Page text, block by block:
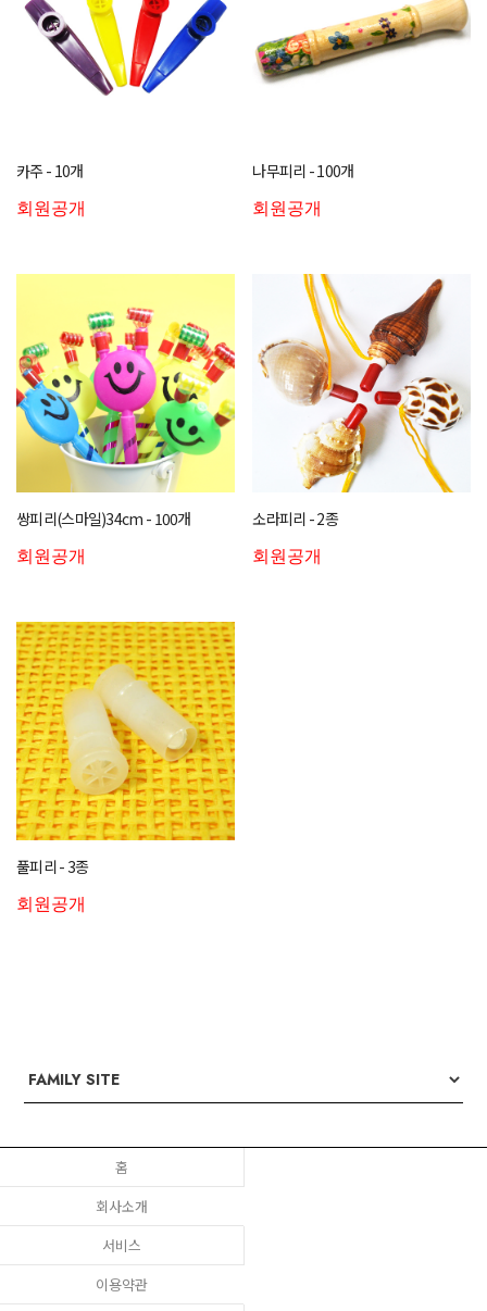
카주 - 10개
회원공개
나무피리 - 100개
회원공개
쌍피리(스마일)34cm - 100개
회원공개
소라피리 - 2종
회원공개
풀피리 - 3종
회원공개
홈
회사소개
서비스
이용약관